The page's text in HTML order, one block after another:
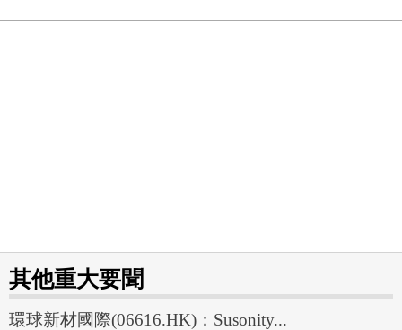
其他重大要聞
環球新材國際(06616.HK)：Susonity...